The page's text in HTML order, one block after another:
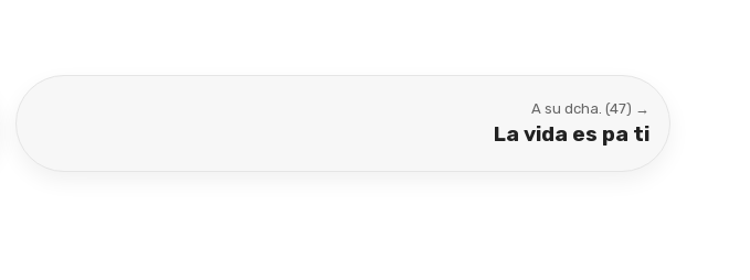
A su dcha. (47) →
La vida es pa ti